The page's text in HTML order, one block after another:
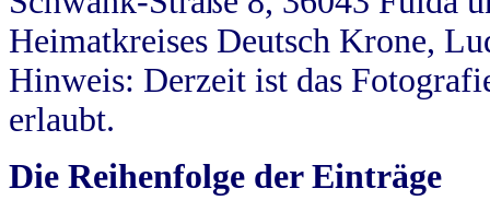
Heimatkreises Deutsch Krone,
Hinweis: Derzeit ist das
erlaubt.
Die Reihenfolge der Einträge